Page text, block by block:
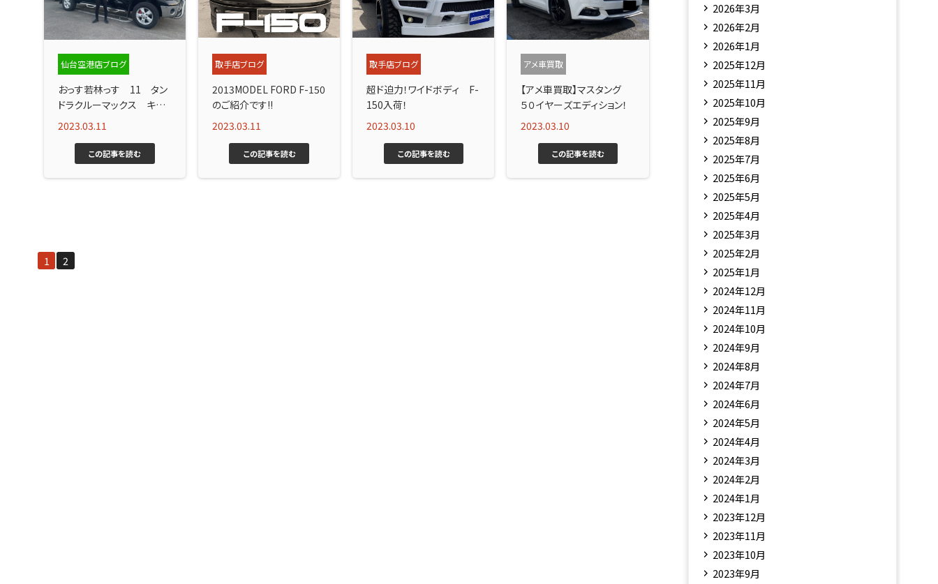
仙台空港店ブログ
おっす若林っす 11 タン
ドラクルーマックス キャン
パーシェル 入庫！！
2023.03.11
この記事を読む
取手店ブログ
2013MODEL FORD F-150
のご紹介です!!
2023.03.11
この記事を読む
取手店ブログ
超ド迫力！ワイドボディ F-
150入荷！
2023.03.10
この記事を読む
アメ車買取
【アメ車買取】マスタング
５０イヤーズエディション！
2023.03.10
この記事を読む
1 2
2026年3月
2026年2月
2026年1月
2025年12月
2025年11月
2025年10月
2025年9月
2025年8月
2025年7月
2025年6月
2025年5月
2025年4月
2025年3月
2025年2月
2025年1月
2024年12月
2024年11月
2024年10月
2024年9月
2024年8月
2024年7月
2024年6月
2024年5月
2024年4月
2024年3月
2024年2月
2024年1月
2023年12月
2023年11月
2023年10月
2023年9月